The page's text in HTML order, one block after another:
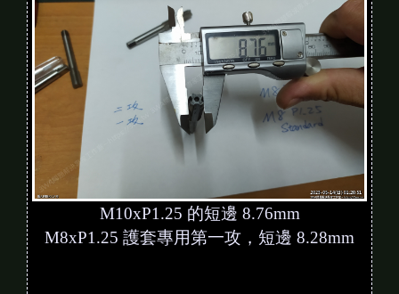
M10xP1.25 的短邊 8.76mm
M8xP1.25 護套專用第一攻，短邊 8.28mm